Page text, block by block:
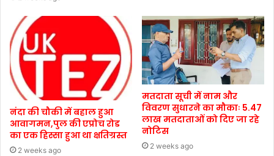
नंदा की चौकी में बहाल हुआ
आवागमन,पुल की एप्रोच रोड
का एक हिस्सा हुआ था क्षतिग्रस्त
2 weeks ago
मतदाता सूची में नाम और
विवरण सुधारने का मौकाः 5.47
लाख मतदाताओं को दिए जा रहे
नोटिस
2 weeks ago